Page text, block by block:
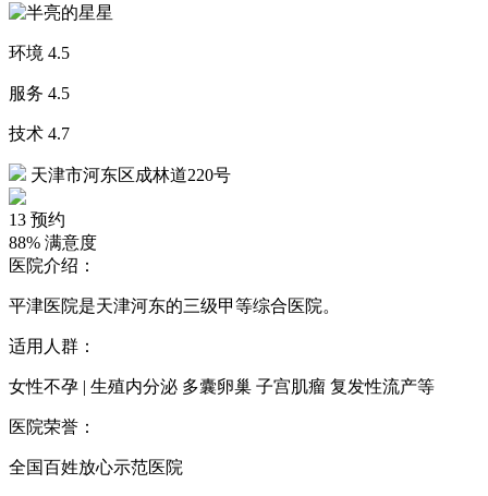
环境 4.5
服务 4.5
技术 4.7
天津市河东区成林道220号
13 预约
88% 满意度
医院介绍：
平津医院是天津河东的三级甲等综合医院。
适用人群：
女性不孕 | 生殖内分泌 多囊卵巢 子宫肌瘤 复发性流产等
医院荣誉：
全国百姓放心示范医院